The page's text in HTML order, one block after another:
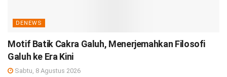
DENEWS
Motif Batik Cakra Galuh, Menerjemahkan Filosofi
Galuh ke Era Kini
Sabtu, 8 Agustus 2026